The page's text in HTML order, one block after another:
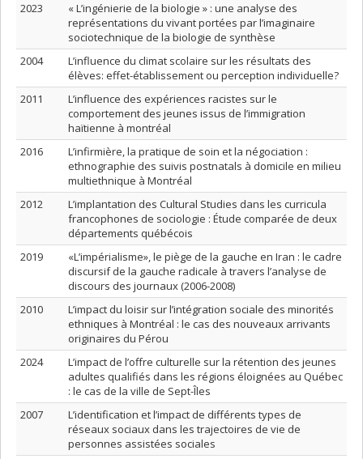
2023
« L’ingénierie de la biologie » : une analyse des
représentations du vivant portées par l’imaginaire
sociotechnique de la biologie de synthèse
2004
L’influence du climat scolaire sur les résultats des
élèves: effet-établissement ou perception individuelle?
2011
L’influence des expériences racistes sur le
comportement des jeunes issus de l’immigration
haïtienne à montréal
2016
L’infirmière, la pratique de soin et la négociation :
ethnographie des suivis postnatals à domicile en milieu
multiethnique à Montréal
2012
L’implantation des Cultural Studies dans les curricula
francophones de sociologie : Étude comparée de deux
départements québécois
2019
«L’impérialisme», le piège de la gauche en Iran : le cadre
discursif de la gauche radicale à travers l’analyse de
discours des journaux (2006-2008)
2010
L’impact du loisir sur l’intégration sociale des minorités
ethniques à Montréal : le cas des nouveaux arrivants
originaires du Pérou
2024
L’impact de l’offre culturelle sur la rétention des jeunes
adultes qualifiés dans les régions éloignées au Québec
: le cas de la ville de Sept-Îles
2007
L’identification et l’impact de différents types de
réseaux sociaux dans les trajectoires de vie de
personnes assistées sociales